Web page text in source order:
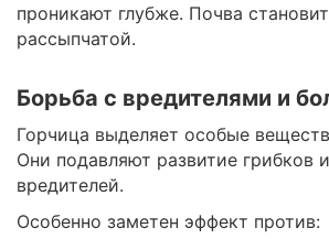
проникают глубже. Почва
рассыпчатой.
Борьба с вредителями и
Горчица выделяет особые
Они подавляют развитие грибков
вредителей.
Особенно заметен эффект против: